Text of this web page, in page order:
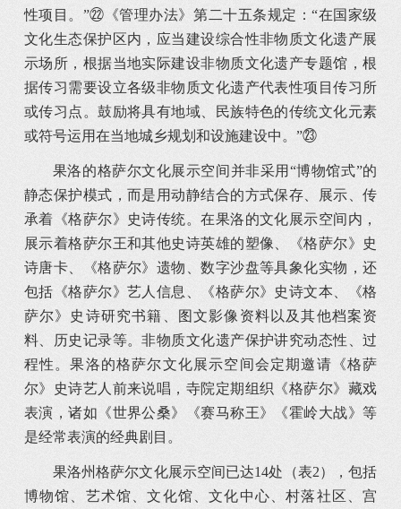
性项目。”㉒《管理办法》第二十五条规定：“在国家级
文化生态保护区内，应当建设综合性非物质文化遗产展
示场所，根据当地实际建设非物质文化遗产专题馆，根
据传习需要设立各级非物质文化遗产代表性项目传习所
或传习点。鼓励将具有地域、民族特色的传统文化元素
或符号运用在当地城乡规划和设施建设中。”㉓
果洛的格萨尔文化展示空间并非采用“博物馆式”的
静态保护模式，而是用动静结合的方式保存、展示、传
承着《格萨尔》史诗传统。在果洛的文化展示空间内，
展示着格萨尔王和其他史诗英雄的塑像、《格萨尔》史
诗唐卡、《格萨尔》遗物、数字沙盘等具象化实物，还
包括《格萨尔》艺人信息、《格萨尔》史诗文本、《格
萨尔》史诗研究书籍、图文影像资料以及其他档案资
料、历史记录等。非物质文化遗产保护讲究动态性、过
程性。果洛的格萨尔文化展示空间会定期邀请《格萨
尔》史诗艺人前来说唱，寺院定期组织《格萨尔》藏戏
表演，诸如《世界公桑》《赛马称王》《霍岭大战》等
是经常表演的经典剧目。
果洛州格萨尔文化展示空间已达14处（表2），包括
博物馆、艺术馆、文化馆、文化中心、村落社区、宫